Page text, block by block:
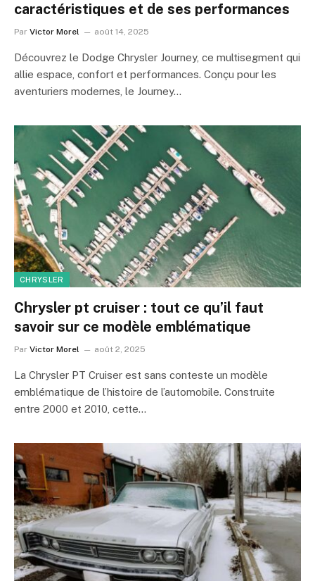
caractéristiques et de ses performances
Par Victor Morel août 14, 2025
Découvrez le Dodge Chrysler Journey, ce multisegment qui
allie espace, confort et performances. Conçu pour les
aventuriers modernes, le Journey…
CHRYSLER
Chrysler pt cruiser : tout ce qu’il faut
savoir sur ce modèle emblématique
Par Victor Morel août 2, 2025
La Chrysler PT Cruiser est sans conteste un modèle
emblématique de l’histoire de l’automobile. Construite
entre 2000 et 2010, cette…